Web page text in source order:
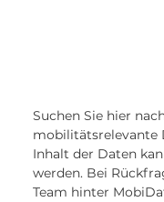
Suchen Sie hier
mobilitätsrelevante
Inhalt der Daten
werden. Bei
Team hinter